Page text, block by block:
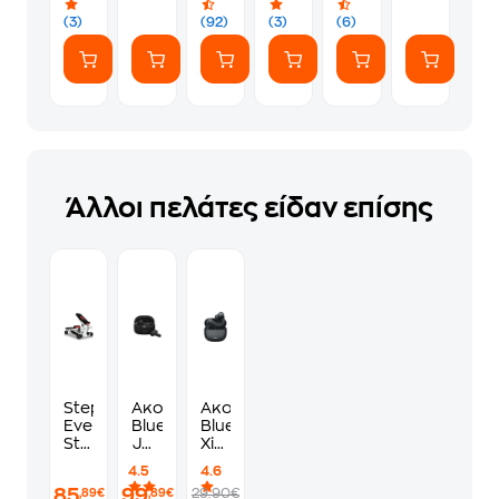
(3) (92)
Αυτοκόλλητα)
(3) (6)
Άλλοι πελάτες είδαν επίσης
Stepper
Everfit
Step
,89€
Ακουστικά
Bluetooth
JBL
Beam
4.5
,89€
Ακουστικά
Bluetooth
Xiaomi
Buds
4.6
29.90€